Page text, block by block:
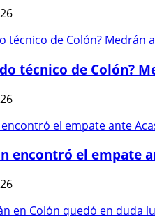
técnico de Colón?
encontró el empate